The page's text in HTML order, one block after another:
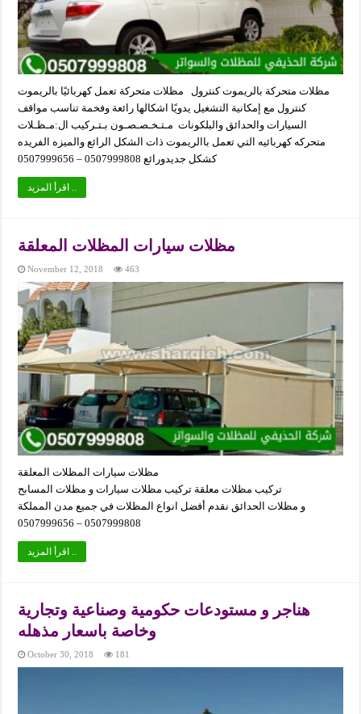
مظلات متحركة بالريموت كنترول مظلات متحركة تعمل كهربائيًا بالريموت
كنترول مع إمكانية التشغيل يدويًا اشكالها رائعة وفخمة تناسب مواقف
السيارات والحدائق والبلكونات مـتـخـصـصـون بـتـركيب ال:مـظـلات
متحركه كهربائيه التي تعمل باالريموت ذات الشكل الرائع والميزه الفريده
كشكل جديدورائع 0507999808 – 0507999656
مظلات سيارات المظلات المعلقة
November 12, 2018 463
مظلات سيارات المظلات المعلقة
تركيب مظلات معلقة تركيب مظلات سيارات و مظلات المسابح
و مظلات الحدائق نقدم أفضل انواع المظلات في جميع مدن المملكة
هناجر و مستودعات حكومية وصناعية وتجارية
وخاصة باسعار مذهله
October 30, 2018 181